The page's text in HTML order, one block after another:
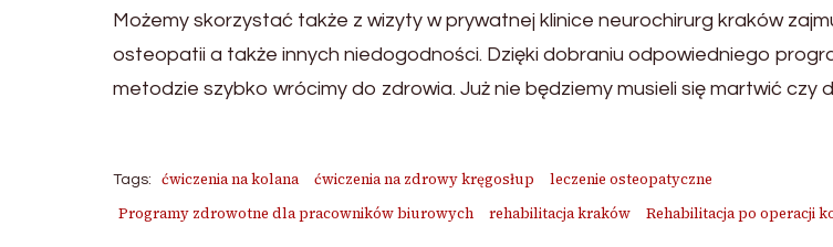
Możemy skorzystać także z wizyty w prywatnej klinice neurochirurg kraków
osteopatii a także innych niedogodności. Dzięki dobraniu odpowiedniego
metodzie szybko wrócimy do zdrowia. Już nie będziemy musieli się martwić czy
Tags: ćwiczenia na kolana ćwiczenia na zdrowy kręgosłup
leczenie osteopatyczne
Programy zdrowotne dla pracowników biurowych
rehabilitacja kraków Rehabilitacja po operacji